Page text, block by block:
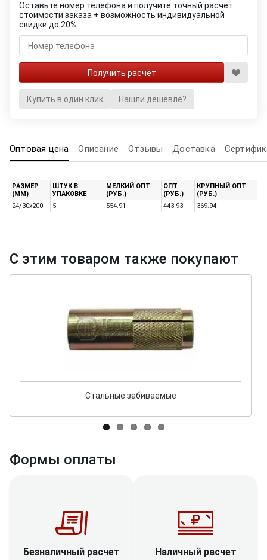
Оставьте номер телефона и получите точный расчёт
стоимости заказа + возможность индивидуальной
скидки до 20%
Купить в один клик Нашли дешевле?
Оптовая цена Описание Отзывы Доставка
РАЗМЕР
(ММ)
ШТУК В
УПАКОВКЕ
МЕЛКИЙ ОПТ
(РУБ.)
ОПТ
(РУБ.)
КРУПНЫЙ ОПТ
(РУБ.)
24/30x200
5 554.91 443.93 369.94
С этим товаром также покупают
Стальные забиваемые
Формы оплаты
Безналичный расчет Наличный расчет